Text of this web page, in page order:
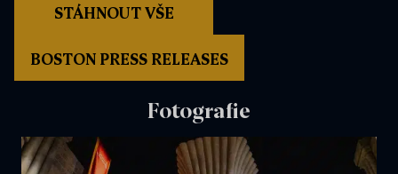
STÁHNOUT VŠE
BOSTON PRESS RELEASES
Fotografie